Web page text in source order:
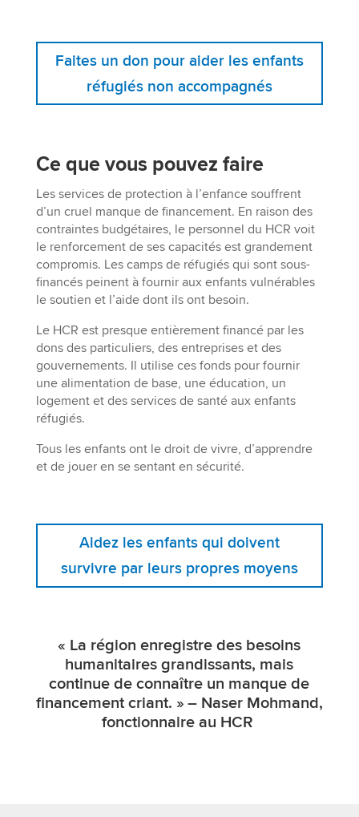
Faites un don pour aider les enfants
réfugiés non accompagnés
Ce que vous pouvez faire
Les services de protection à l’enfance souffrent
d’un cruel manque de financement. En raison des
contraintes budgétaires, le personnel du HCR voit
le renforcement de ses capacités est grandement
compromis. Les camps de réfugiés qui sont sous-
financés peinent à fournir aux enfants vulnérables
le soutien et l’aide dont ils ont besoin.
Le HCR est presque entièrement financé par les
dons des particuliers, des entreprises et des
gouvernements. Il utilise ces fonds pour fournir
une alimentation de base, une éducation, un
logement et des services de santé aux enfants
réfugiés.
Tous les enfants ont le droit de vivre, d’apprendre
et de jouer en se sentant en sécurité.
Aidez les enfants qui doivent
survivre par leurs propres moyens
« La région enregistre des besoins
humanitaires grandissants, mais
continue de connaître un manque de
financement criant. » – Naser Mohmand,
fonctionnaire au HCR